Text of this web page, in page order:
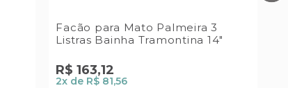
Facão para Mato Palmeira 3
Listras Bainha Tramontina 14"
R$ 163,12
2x de R$ 81,56